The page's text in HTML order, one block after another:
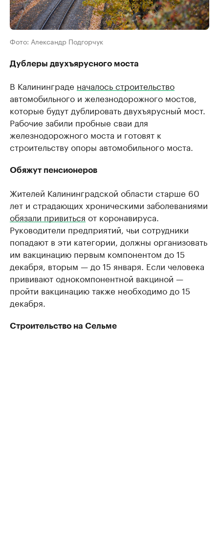
Фото: Александр Подгорчук
Дублеры двухъярусного моста
В Калининграде началось строительство
автомобильного и железнодорожного мостов,
которые будут дублировать двухъярусный мост.
Рабочие забили пробные сваи для
железнодорожного моста и готовят к
строительству опоры автомобильного моста.
Обяжут пенсионеров
Жителей Калининградской области старше 60
лет и страдающих хроническими заболеваниями
обязали привиться от коронавируса.
Руководители предприятий, чьи сотрудники
попадают в эти категории, должны организовать
им вакцинацию первым компонентом до 15
декабря, вторым — до 15 января. Если человека
прививают однокомпонентной вакциной —
пройти вакцинацию также необходимо до 15
декабря.
Строительство на Сельме